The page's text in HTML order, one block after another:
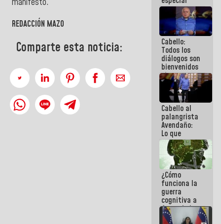
manifestó.
REDACCIÓN MAZO
Comparte esta noticia:
para
adaptarse
al plan de
ahorro
energético
Cabello:
Todos los
diálogos son
bienvenidos
siempre que
estén en el
marco de la
Constitución
de la
República
Cabello al
palangrista
Avendaño:
Lo que
vayas a
escribir
hazlo hoy
por que no
sabemos si
la semana
que viene
hay
programa
¿Cómo
funciona la
guerra
cognitiva a
favor de la
narrativa